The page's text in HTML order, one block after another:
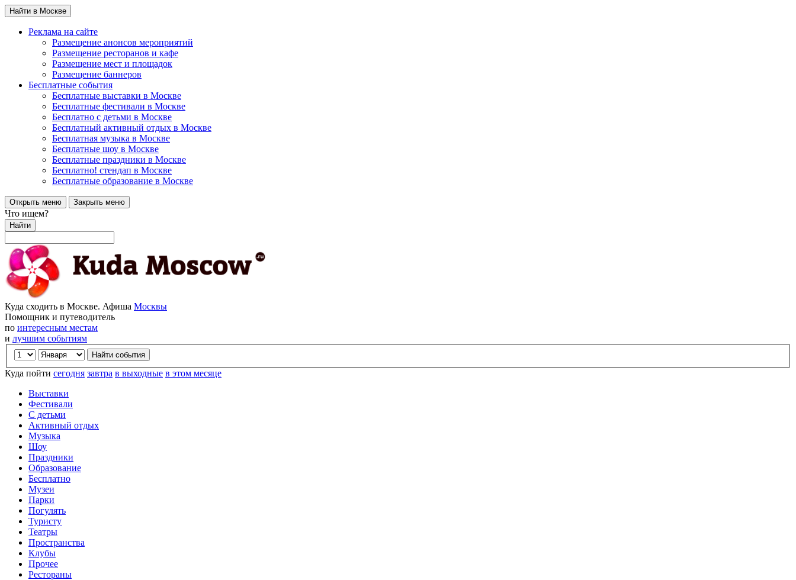
Найти в Москве
Реклама на сайте
Размещение анонсов мероприятий
Размещение ресторанов и кафе
Размещение мест и площадок
Размещение баннеров
Бесплатные события
Бесплатные выставки в Москве
Бесплатные фестивали в Москве
Бесплатно с детьми в Москве
Бесплатный активный отдых в Москве
Бесплатная музыка в Москве
Бесплатные шоу в Москве
Бесплатные праздники в Москве
Бесплатно! стендап в Москве
Бесплатные образование в Москве
Открыть меню Закрыть меню
Что ищем?
Найти
Куда сходить в Москве. Афиша Москвы
Помощник и путеводитель
по интересным местам
и лучшим событиям
Куда пойти сегодня завтра в выходные в этом месяце
Выставки
Фестивали
С детьми
Активный отдых
Музыка
Шоу
Праздники
Образование
Бесплатно
Музеи
Парки
Погулять
Туристу
Театры
Пространства
Клубы
Прочее
Рестораны